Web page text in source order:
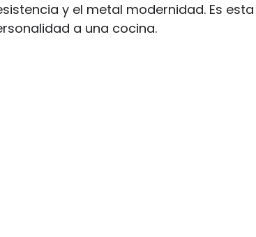
y el metal modernidad. Es esta
a una cocina.